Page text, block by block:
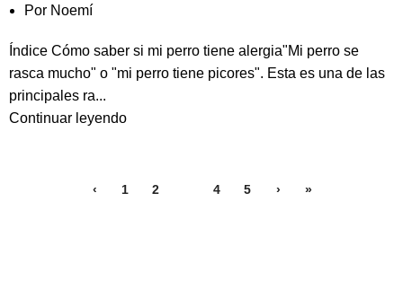
Por Noemí
Índice Cómo saber si mi perro tiene alergia"Mi perro se
rasca mucho" o "mi perro tiene picores". Esta es una de las
principales ra...
Continuar leyendo
‹ 1 2 4 5 › »